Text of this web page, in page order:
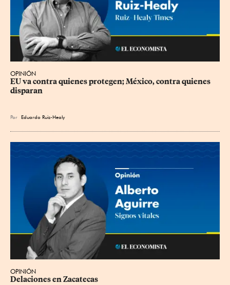
OPINIÓN
EU va contra quienes protegen; México, contra quienes
disparan
Por Eduardo Ruiz-Healy
OPINIÓN
Delaciones en Zacatecas